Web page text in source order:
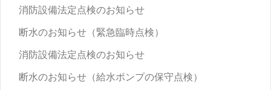
消防設備法定点検のお知らせ
断水のお知らせ（緊急臨時点検）
消防設備法定点検のお知らせ
断水のお知らせ（給水ポンプの保守点検）